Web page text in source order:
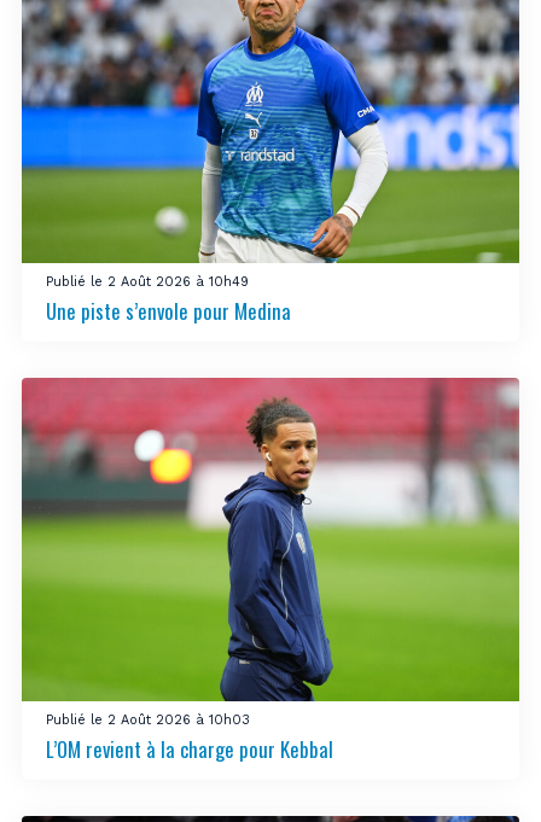
Publié le 2 Août 2026 à 10h49
Une piste s’envole pour Medina
Publié le 2 Août 2026 à 10h03
L’OM revient à la charge pour Kebbal